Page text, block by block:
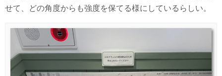
せて、どの角度からも強度を保てる様にしているらしい。